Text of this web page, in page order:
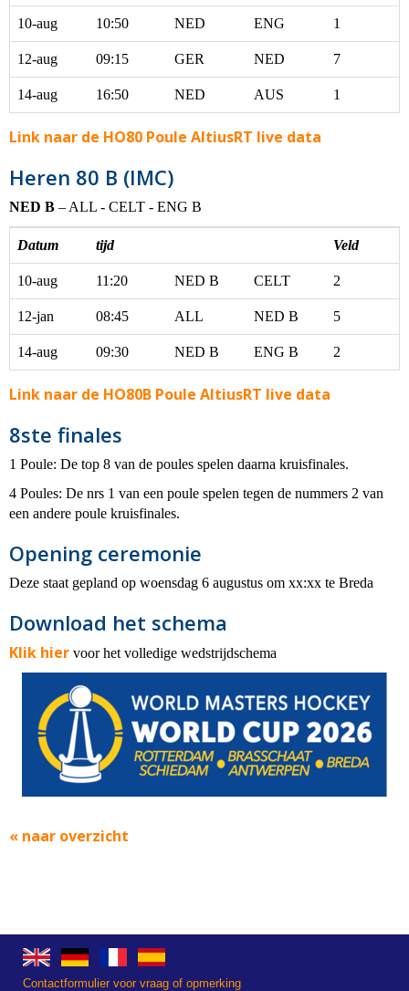
10-aug 10:50 NED ENG 1
12-aug 09:15 GER NED 7
14-aug 16:50 NED AUS 1
Link naar de HO80 Poule AltiusRT live data
Heren 80 B (IMC)
NED B – ALL - CELT - ENG B
Datum tijd Veld
10-aug 11:20 NED B CELT 2
12-jan 08:45 ALL NED B 5
14-aug 09:30 NED B ENG B 2
Link naar de HO80B Poule AltiusRT live data
8ste finales
1 Poule: De top 8 van de poules spelen daarna kruisfinales.
4 Poules: De nrs 1 van een poule spelen tegen de nummers 2 van
een andere poule kruisfinales.
Opening ceremonie
Deze staat gepland op woensdag 6 augustus om xx:xx te Breda
Download het schema
Klik hier voor het volledige wedstrijdschema
« naar overzicht
Contactformulier voor vraag of opmerking